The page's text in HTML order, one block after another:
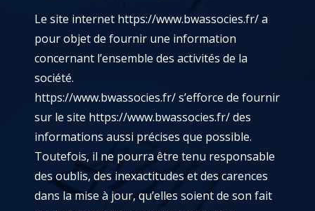
Le site internet https://www.bwassocies.fr/a
pour objet de fournir une information
concernant l’ensemble des activités de la
société.
https://www.bwassocies.fr/s’efforce de fournir
sur le site https://www.bwassocies.fr/des
informations aussi précises que possible.
Toutefois, il ne pourra être tenu responsable
des oublis, des inexactitudes et des carences
dans la mise à jour, qu’elles soient de son fait